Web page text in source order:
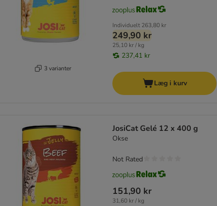
3 varianter
Individuelt 263,80 kr
249,90 kr
25,10 kr / kg
237,41 kr
Læg i kurv
JosiCat Gelé 12 x 400 g
Okse
151,90 kr
31,60 kr / kg
Not Rated